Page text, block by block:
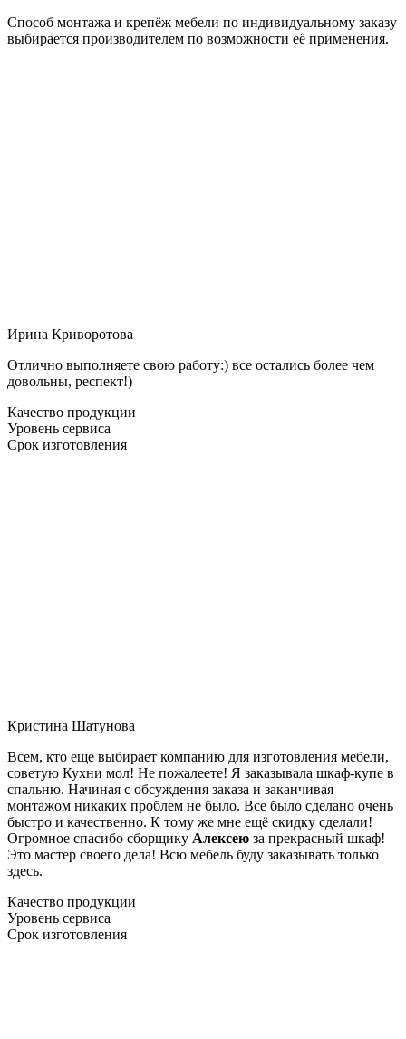
Способ монтажа и крепёж мебели по индивидуальному заказу
выбирается производителем по возможности её применения.
Ирина Криворотова
Отлично выполняете свою работу:) все остались более чем
довольны, респект!)
Качество продукции
Уровень сервиса
Срок изготовления
Кристина Шатунова
Всем, кто еще выбирает компанию для изготовления мебели,
советую Кухни мол! Не пожалеете! Я заказывала шкаф-купе в
спальню. Начиная с обсуждения заказа и заканчивая
монтажом никаких проблем не было. Все было сделано очень
быстро и качественно. К тому же мне ещё скидку сделали!
Огромное спасибо сборщику Алексею за прекрасный шкаф!
Это мастер своего дела! Всю мебель буду заказывать только
здесь.
Качество продукции
Уровень сервиса
Срок изготовления